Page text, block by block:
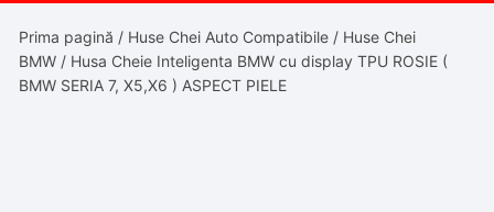
Prima pagină / Huse Chei Auto Compatibile / Huse Chei
BMW / Husa Cheie Inteligenta BMW cu display TPU ROSIE (
BMW SERIA 7, X5,X6 ) ASPECT PIELE